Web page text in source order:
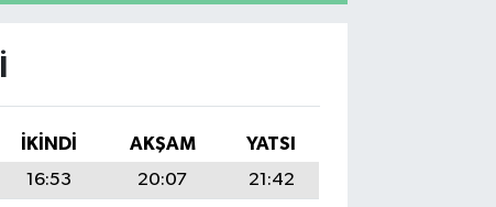
İKINDI AKŞAM
YATSI
16:53 20:07
21:42